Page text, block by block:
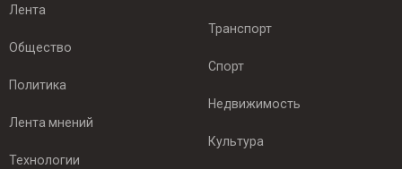
Лента
Общество
Политика
Лента мнений
Технологии
Транспорт
Спорт
Недвижимость
Культура